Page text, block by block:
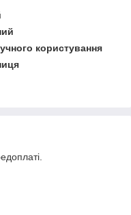
користування